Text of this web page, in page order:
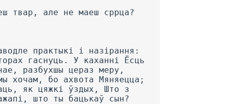
твар, але не маеш сррца?
практыкі і назірання:
гаснуць. У каханні Ёсць
разбухшы цераз меру,
хочам, бо ахвота Мяняецца;
як цяжкі ўздых, Што з
што ты бацькаў сын?